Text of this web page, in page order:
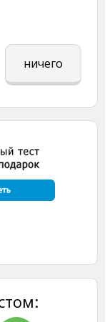
ничего